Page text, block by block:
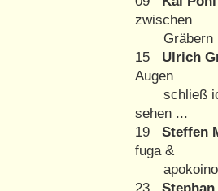
zwischen
Gräbern
15 Ulrich
Augen
schließ
sehen ...
19 Steffen
fuga &